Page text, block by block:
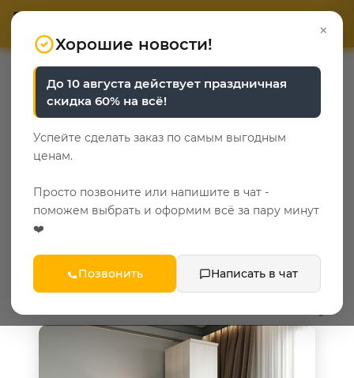
0
Гардеробные шкафы
44
Главная — Каталог — Шкафы — Гардеробные шкафы
Популярные категории
сонома
ФИЛЬТР
×
Хорошие новости!
До 10 августа действует праздничная
скидка 60% на всё!
Успейте сделать заказ по самым выгодным
ценам.
Просто позвоните или напишите в чат -
поможем выбрать и оформим всё за пару минут
❤️
Позвонить Написать в чат